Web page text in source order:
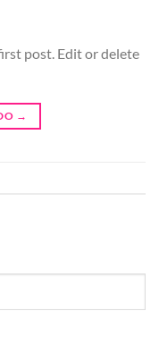
post. Edit or delete
→